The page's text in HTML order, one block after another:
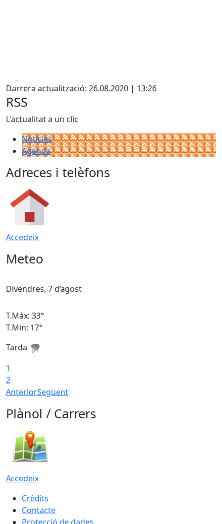
Darrera actualització: 26.08.2020 | 13:26
RSS
L'actualitat a un clic
Notícies
Agenda
Adreces i telèfons
Accedeix
Meteo
Divendres, 7 d’agost
T.Màx: 33°
T.Min: 17°
Tarda
1
2
AnteriorSegüent
Plànol / Carrers
Accedeix
Crèdits
Contacte